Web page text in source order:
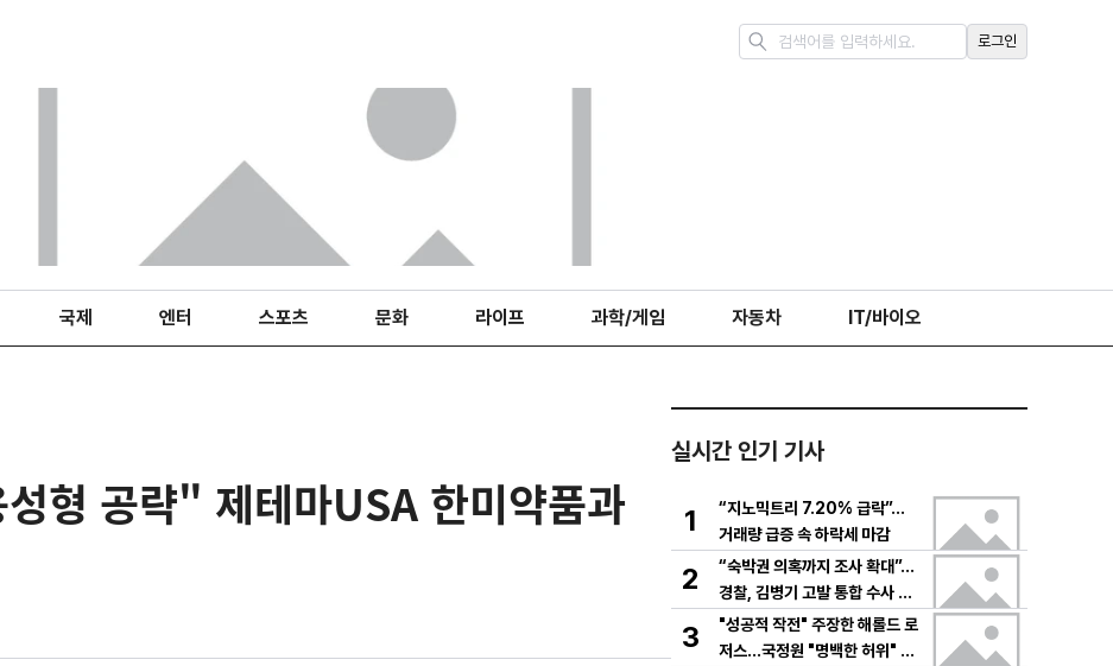
로그인
국제 엔터 스포츠 문화 라이프 과학/게임 자동차 IT/바이오
형 공략" 제테마USA 한미약품과
실시간 인기 기사
1
“지노믹트리 7.20% 급락”…
거래량 급증 속 하락세 마감
2
“숙박권 의혹까지 조사 확대”…
경찰, 김병기 고발 통합 수사 속
도
3
"성공적 작전" 주장한 해롤드 로
저스…국정원 "명백한 허위" 정